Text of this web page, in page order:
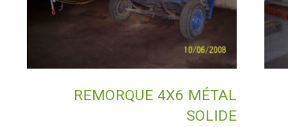
REMORQUE 4X6 MÉTAL
SOLIDE